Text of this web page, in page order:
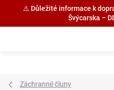
Záchranné čluny
⚠️ Důležité informace k
Švýcarska –